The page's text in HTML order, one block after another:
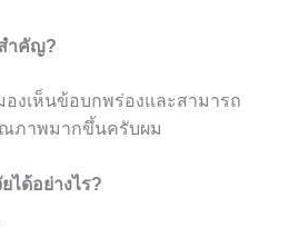
ำคัญ?
องเห็นข้อบกพร่องและสามารถ
ภาพมากขึ้นครับผม
ได้อย่างไร?